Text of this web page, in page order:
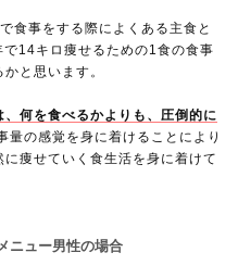
食事をする際によくある主食と
14キロ痩せるための1食の食事
と思います。
何を食べるかよりも、圧倒的に
量の感覚を身に着けることにより
痩せていく食生活を身に着けて
ニュー男性の場合